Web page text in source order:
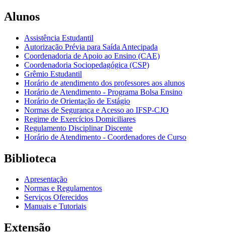
Alunos
Assistência Estudantil
Autorização Prévia para Saída Antecipada
Coordenadoria de Apoio ao Ensino (CAE)
Coordenadoria Sociopedagógica (CSP)
Grêmio Estudantil
Horário de atendimento dos professores aos alunos
Horário de Atendimento - Programa Bolsa Ensino
Horário de Orientação de Estágio
Normas de Segurança e Acesso ao IFSP-CJO
Regime de Exercícios Domiciliares
Regulamento Disciplinar Discente
Horário de Atendimento - Coordenadores de Curso
Biblioteca
Apresentação
Normas e Regulamentos
Serviços Oferecidos
Manuais e Tutoriais
Extensão